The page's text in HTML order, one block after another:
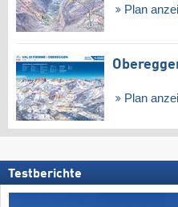
Plan
Plan
Testberichte